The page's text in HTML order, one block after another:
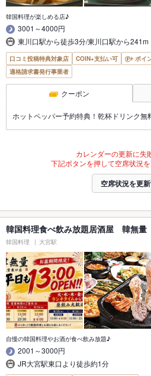
韓国料理が楽しめる店♪
3001～4000円
東川口駅から徒歩3分/東川口駅から241m
口コミ投稿特典対象店 COIN+支払い可 ポイ
適格請求書発行事業者
クーポン
ホットペッパー予約特典！乾杯ドリンク無
カレンダーの更新に失
下記ボタンを押して空席状況を
空席状況を更
韓国料理食べ飲み放題居酒屋 韓無
韓国料理 大宮駅
自慢の韓国料理やお酒が食べ飲み放題♪
2001～3000円
JR大宮駅東口より徒歩約1分